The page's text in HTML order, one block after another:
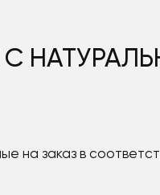
на заказ в